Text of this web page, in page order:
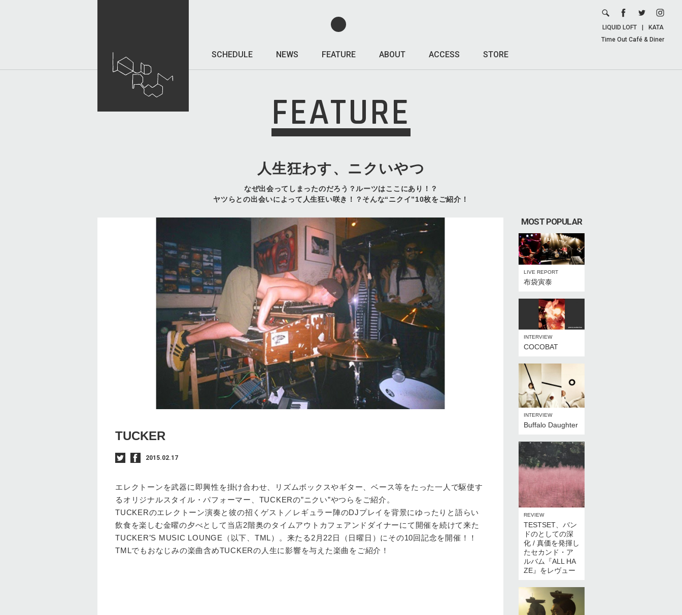
SCHEDULE NEWS FEATURE ABOUT ACCESS STORE
LIQUID LOFT
KATA
Time Out Café & Diner
FEATURE
人生狂わす、ニクいやつ
なぜ出会ってしまったのだろう？ルーツはここにあり！？
ヤツらとの出会いによって人生狂い咲き！？そんな“ニクイ”10枚をご紹介！
TUCKER
2015.02.17
エレクトーンを武器に即興性を掛け合わせ、リズムボックスやギター、ベース等をたった一人で駆使す
るオリジナルスタイル・パフォーマー、TUCKERの”ニクい”やつらをご紹介。
TUCKERのエレクトーン演奏と彼の招くゲスト／レギュラー陣のDJプレイを背景にゆったりと語らい
飲食を楽しむ金曜の夕べとして当店2階奥のタイムアウトカフェアンドダイナーにて開催を続けて来た
TUCKER’S MUSIC LOUNGE（以下、TML）。来たる2月22日（日曜日）にその10回記念を開催！！
TMLでもおなじみの楽曲含めTUCKERの人生に影響を与えた楽曲をご紹介！
MOST POPULAR
LIVE REPORT
布袋寅泰
INTERVIEW
COCOBAT
INTERVIEW
Buffalo Daughter
REVIEW
TESTSET、バン
ドのとしての深
化 / 真価を発揮し
たセカンド・ア
ルバム『ALL HA
ZE』をレヴュー